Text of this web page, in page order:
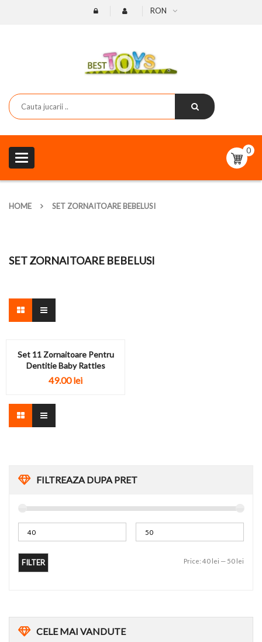
RON
Toggle
navigation
0
HOME SET ZORNAITOARE BEBELUSI
FILTREAZA DUPA PRET
FILTER Price: 40 lei — 50 lei
CELEMAI VANDUTE
SET ZORNAITOARE BEBELUSI
Set 11 Zornaitoare Pentru
Dentitie Baby Rattles
49.00lei